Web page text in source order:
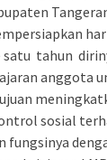
satu tahun
anggota
sosial
fungsinya